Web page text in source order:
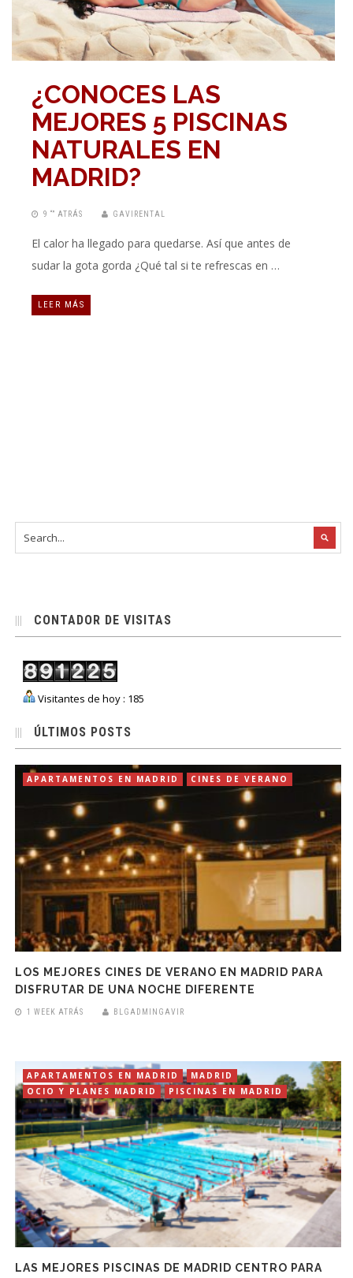
¿CONOCES LAS
MEJORES 5 PISCINAS
NATURALES EN
MADRID?
9 “” ATRÁS GAVIRENTAL
El calor ha llegado para quedarse. Así que antes de
sudar la gota gorda ¿Qué tal si te refrescas en …
LEER MÁS
CONTADOR DE VISITAS
Visitantes de hoy : 185
ÚLTIMOS POSTS
APARTAMENTOS EN MADRID CINES DE VERANO
LOS MEJORES CINES DE VERANO EN MADRID PARA
DISFRUTAR DE UNA NOCHE DIFERENTE
1 WEEK ATRÁS BLGADMINGAVIR
APARTAMENTOS EN MADRID
MADRID
OCIO Y PLANES MADRID
PISCINAS EN MADRID
LAS MEJORES PISCINAS DE MADRID CENTRO PARA